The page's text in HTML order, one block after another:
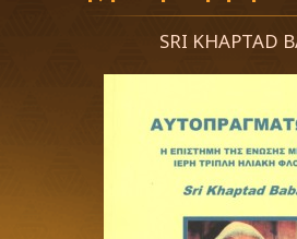
SRI KHAPTAD